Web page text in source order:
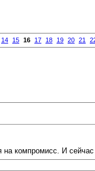
14 15 16 17 18 19 20 21
на компромисс. И